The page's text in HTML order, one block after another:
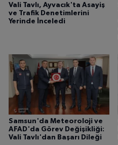
Vali Tavlı, Ayvacık'ta Asayiş
ve Trafik Denetimlerini
Yerinde İnceledi
Samsun'da Meteoroloji ve
AFAD'da Görev Değişikliği:
Vali Tavlı'dan Başarı Dileği